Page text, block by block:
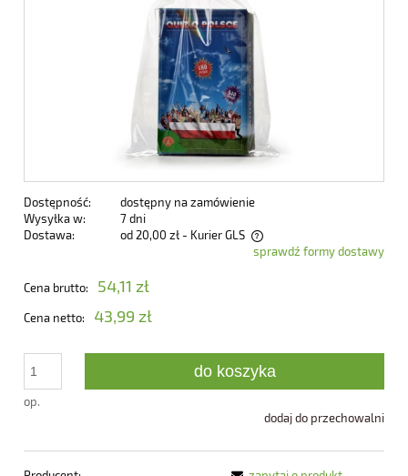
Dostępność:
dostępny na zamówienie
Wysyłka w:
7 dni
Dostawa:
od 20,00 zł - Kurier GLS
Cena nie zawiera ewentualnych kosztów płatnościsprawdź formy dostawy
Cena brutto: 54,11 zł
Cena netto: 43,99 zł
op.
do koszyka
dodaj do przechowalni